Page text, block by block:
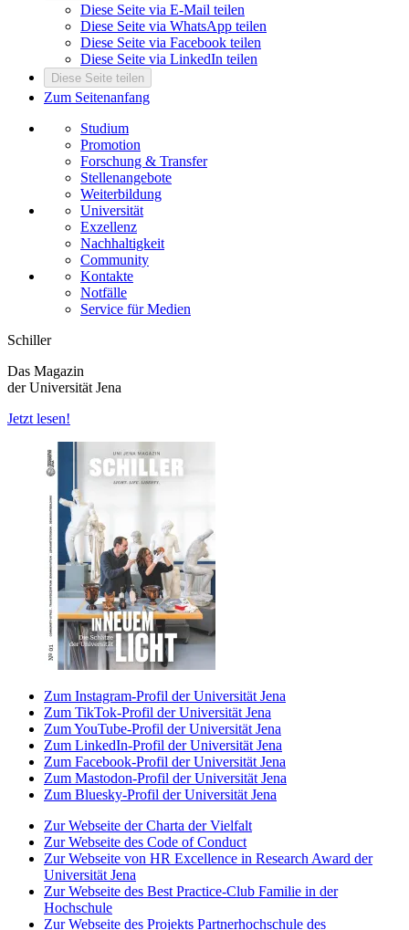
Diese Seite via E-Mail teilen
Diese Seite via WhatsApp teilen
Diese Seite via Facebook teilen
Diese Seite via LinkedIn teilen
Diese Seite teilen
Zum Seitenanfang
Studium
Promotion
Forschung & Transfer
Stellenangebote
Weiterbildung
Universität
Exzellenz
Nachhaltigkeit
Community
Kontakte
Notfälle
Service für Medien
Schiller
Das Magazin
der Universität Jena
Jetzt lesen!
Zum Instagram-Profil der Universität Jena
Zum TikTok-Profil der Universität Jena
Zum YouTube-Profil der Universität Jena
Zum LinkedIn-Profil der Universität Jena
Zum Facebook-Profil der Universität Jena
Zum Mastodon-Profil der Universität Jena
Zum Bluesky-Profil der Universität Jena
Zur Webseite der Charta der Vielfalt
Zur Webseite des Code of Conduct
Zur Webseite von HR Excellence in Research Award der
Universität Jena
Zur Webseite des Best Practice-Club Familie in der
Hochschule
Zur Webseite des Projekts Partnerhochschule des